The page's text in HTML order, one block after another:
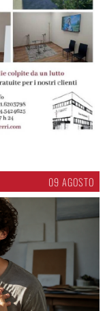
09 AGOSTO